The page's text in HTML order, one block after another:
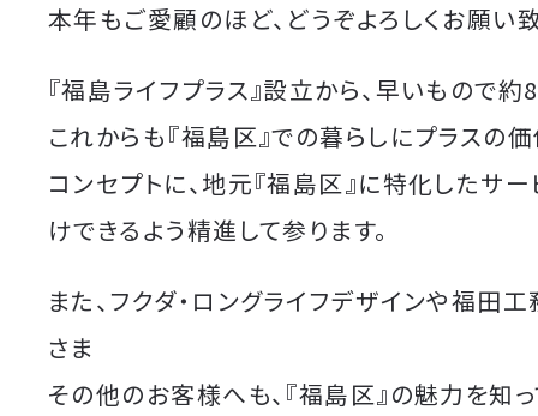
本年もご愛顧のほど、どうぞよろしくお願い
『福島ライフプラス』設立から、早いもので約
これからも『福島区』での暮らしにプラスの価
コンセプトに、地元『福島区』に特化したサ
けできるよう精進して参ります。
また、フクダ・ロングライフデザインや福田
さま
その他のお客様へも、『福島区』の魅力を知